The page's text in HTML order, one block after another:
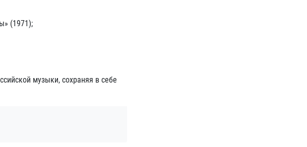
(1971);
музыки, сохраняя в себе